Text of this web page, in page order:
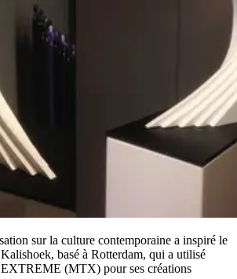
sur la culture contemporaine a inspiré le
basé à Rotterdam, qui a utilisé
(MTX) pour ses créations